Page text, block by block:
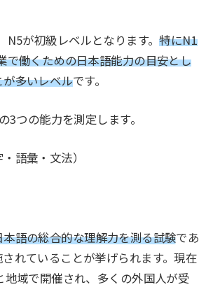
N5が初級レベルとなります。特にN1
で働くための日本語能力の目安とし
多いレベルです。
3つの能力を測定します。
語彙・文法）
本語の総合的な理解力を測る試験であ
れていることが挙げられます。現在
地域で開催され、多くの外国人が受